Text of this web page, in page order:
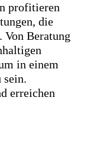
profitieren
die
Beratung
in einem
sein.
erreichen